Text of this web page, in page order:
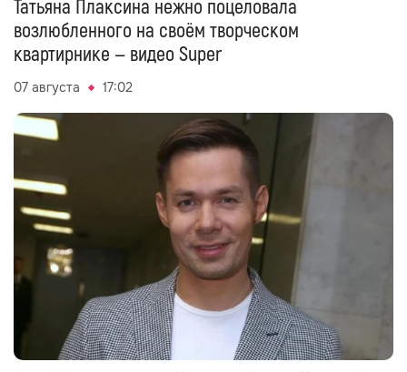
Татьяна Плаксина нежно поцеловала
возлюбленного на своём творческом
квартирнике — видео Super
07 августа 17:02